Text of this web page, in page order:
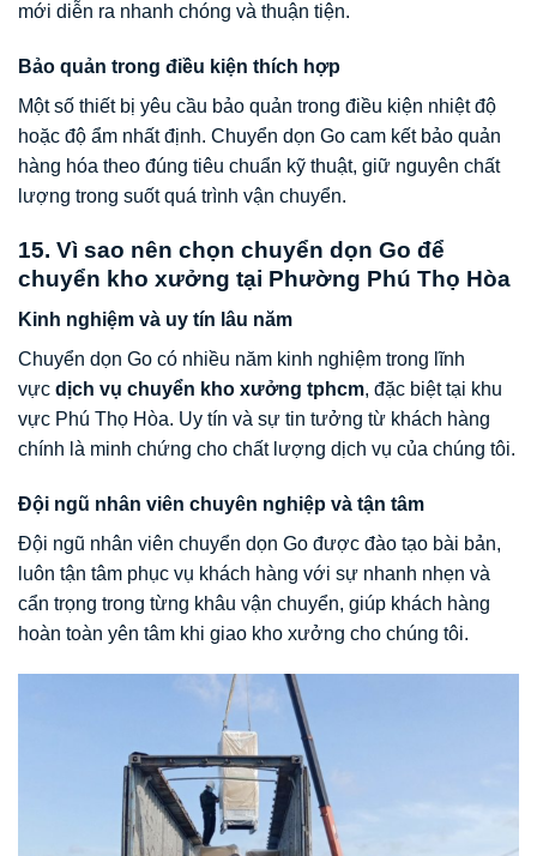
mới diễn ra nhanh chóng và thuận tiện.
Bảo quản trong điều kiện thích hợp
Một số thiết bị yêu cầu bảo quản trong điều kiện nhiệt độ
hoặc độ ẩm nhất định. Chuyển dọn Go cam kết bảo quản
hàng hóa theo đúng tiêu chuẩn kỹ thuật, giữ nguyên chất
lượng trong suốt quá trình vận chuyển.
15. Vì sao nên chọn chuyển dọn Go để
chuyển kho xưởng tại Phường Phú Thọ Hòa
Kinh nghiệm và uy tín lâu năm
Chuyển dọn Go có nhiều năm kinh nghiệm trong lĩnh
vực dịch vụ chuyển kho xưởng tphcm, đặc biệt tại khu
vực Phú Thọ Hòa. Uy tín và sự tin tưởng từ khách hàng
chính là minh chứng cho chất lượng dịch vụ của chúng tôi.
Đội ngũ nhân viên chuyên nghiệp và tận tâm
Đội ngũ nhân viên chuyển dọn Go được đào tạo bài bản,
luôn tận tâm phục vụ khách hàng với sự nhanh nhẹn và
cẩn trọng trong từng khâu vận chuyển, giúp khách hàng
hoàn toàn yên tâm khi giao kho xưởng cho chúng tôi.